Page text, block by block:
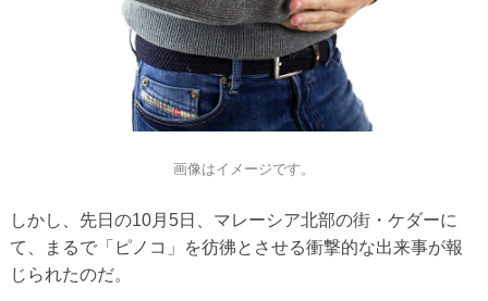
画像はイメージです。
しかし、先日の10月5日、マレーシア北部の街・ケダーに
て、まるで「ピノコ」を彷彿とさせる衝撃的な出来事が報
じられたのだ。